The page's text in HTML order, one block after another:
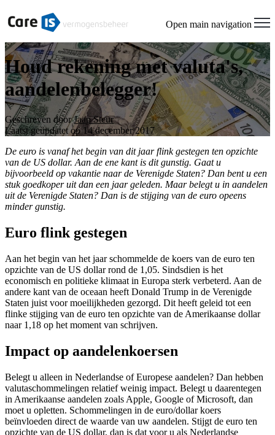
Open main navigation
Houd rekening met valuta's,
aandelenbelegger!
Geschreven doorJaap Steur
Laatst geüpdatet op 14 december 2017
De euro is vanaf het begin van dit jaar flink gestegen ten opzichte
van de US dollar. Aan de ene kant is dit gunstig. Gaat u
bijvoorbeeld op vakantie naar de Verenigde Staten? Dan bent u een
stuk goedkoper uit dan een jaar geleden. Maar belegt u in aandelen
uit de Verenigde Staten? Dan is de stijging van de euro opeens
minder gunstig.
Euro flink gestegen
Aan het begin van het jaar schommelde de koers van de euro ten
opzichte van de US dollar rond de 1,05. Sindsdien is het
economisch en politieke klimaat in Europa sterk verbeterd. Aan de
andere kant van de oceaan heeft Donald Trump in de Verenigde
Staten juist voor moeilijkheden gezorgd. Dit heeft geleid tot een
flinke stijging van de euro ten opzichte van de Amerikaanse dollar
naar 1,18 op het moment van schrijven.
Impact op aandelenkoersen
Belegt u alleen in Nederlandse of Europese aandelen? Dan hebben
valutaschommelingen relatief weinig impact. Belegt u daarentegen
in Amerikaanse aandelen zoals Apple, Google of Microsoft, dan
moet u opletten. Schommelingen in de euro/dollar koers
beïnvloeden direct de waarde van uw aandelen. Stijgt de euro ten
opzichte van de US dollar, dan is dat voor u als Nederlandse